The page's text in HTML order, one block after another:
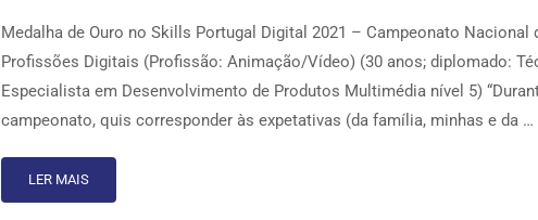
Medalha de Ouro no Skills Portugal Digital 2021 – Campeonato Nacional
Profissões Digitais (Profissão: Animação/Vídeo) (30 anos; diplomado:
Especialista em Desenvolvimento de Produtos Multimédia nível 5)
campeonato, quis corresponder às expetativas (da família, minhas e da …
LER MAIS